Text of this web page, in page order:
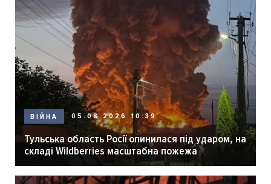
ВІЙНА 05.08.2026 10:39
Тульська область Росії опинилася під ударом, на
складі Wildberries масштабна пожежа